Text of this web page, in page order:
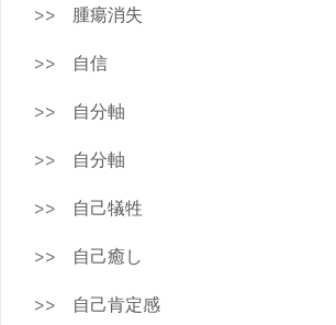
腫瘍消失
自信
自分軸
自分軸
自己犠牲
自己癒し
自己肯定感